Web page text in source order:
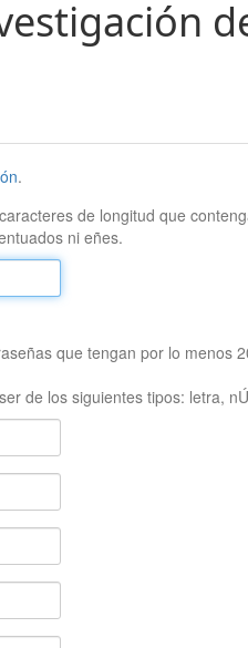
.
de longitud que
ni eñes.
que tengan por lo menos
de los siguientes tipos: letra,